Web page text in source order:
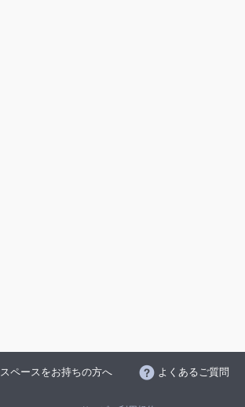
スペースをお持ちの方へ よくあるご質問